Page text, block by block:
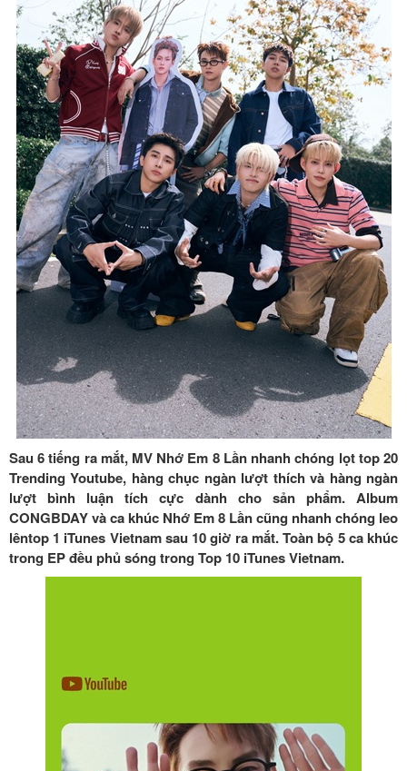
Sau 6 tiếng ra mắt, MV Nhớ Em 8 Lần nhanh chóng lọt top 20
Trending Youtube, hàng chục ngàn lượt thích và hàng ngàn
lượt bình luận tích cực dành cho sản phẩm. Album
CONGBDAY và ca khúc Nhớ Em 8 Lần cũng nhanh chóng leo
lêntop 1 iTunes Vietnam sau 10 giờ ra mắt. Toàn bộ 5 ca khúc
trong EP đều phủ sóng trong Top 10 iTunes Vietnam.